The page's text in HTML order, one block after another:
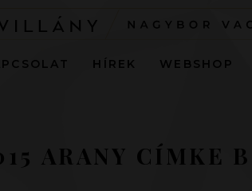
HÍREK WEBSHOP
ARANY CÍMKE